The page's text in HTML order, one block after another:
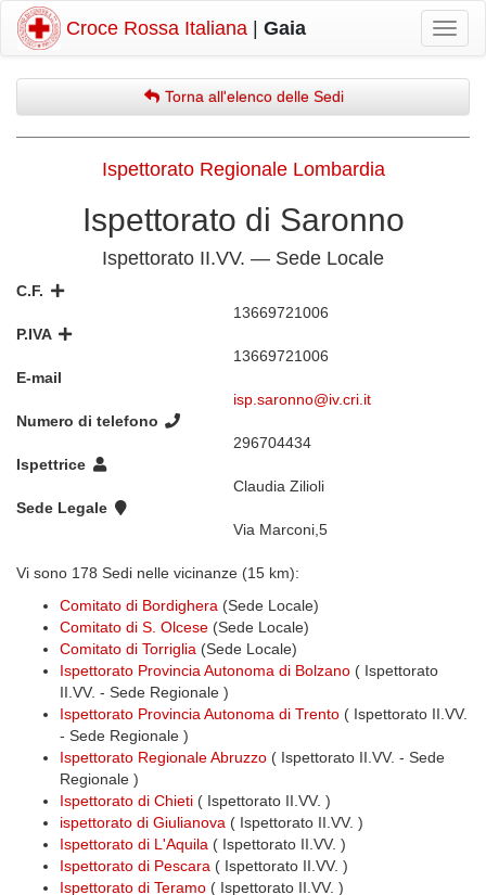
Croce Rossa Italiana Gaia
Torna all'elenco delle Sedi
Ispettorato Regionale Lombardia
Ispettorato di Saronno
Ispettorato II.VV. — Sede Locale
C.F.
13669721006
P.IVA
13669721006
E-mail
isp.saronno@iv.cri.it
Numero di telefono
296704434
Ispettrice
Claudia Zilioli
Sede Legale
Via Marconi,5
Vi sono 178 Sedi nelle vicinanze (15 km):
Comitato di Bordighera (Sede Locale)
Comitato di S. Olcese (Sede Locale)
Comitato di Torriglia (Sede Locale)
Ispettorato Provincia Autonoma di Bolzano ( Ispettorato
II.VV. - Sede Regionale )
Ispettorato Provincia Autonoma di Trento ( Ispettorato II.VV.
- Sede Regionale )
Ispettorato Regionale Abruzzo ( Ispettorato II.VV. - Sede
Regionale )
Ispettorato di Chieti ( Ispettorato II.VV. )
ispettorato di Giulianova ( Ispettorato II.VV. )
Ispettorato di L'Aquila ( Ispettorato II.VV. )
Ispettorato di Pescara ( Ispettorato II.VV. )
Ispettorato di Teramo ( Ispettorato II.VV. )